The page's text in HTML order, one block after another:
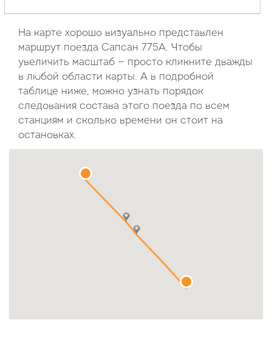
Пн Вт Ср Чт Пт Сб
Вс
1
2 3 4 5
6
7
8 9 10 11 12
13
14
15 16 17 18 19
20
21
22
28
29 30
Октябрь
Пт
2
10
26
27 28 29 30 31
На карте хорошо визуально представлен
маршрут поезда Сапсан 775А. Чтобы
увеличить масштаб — просто кликните дважды
в любой области карты. А в подробной
таблице ниже, можно узнать порядок
следования состава этого поезда по всем
станциям и сколько времени он стоит на
остановках.